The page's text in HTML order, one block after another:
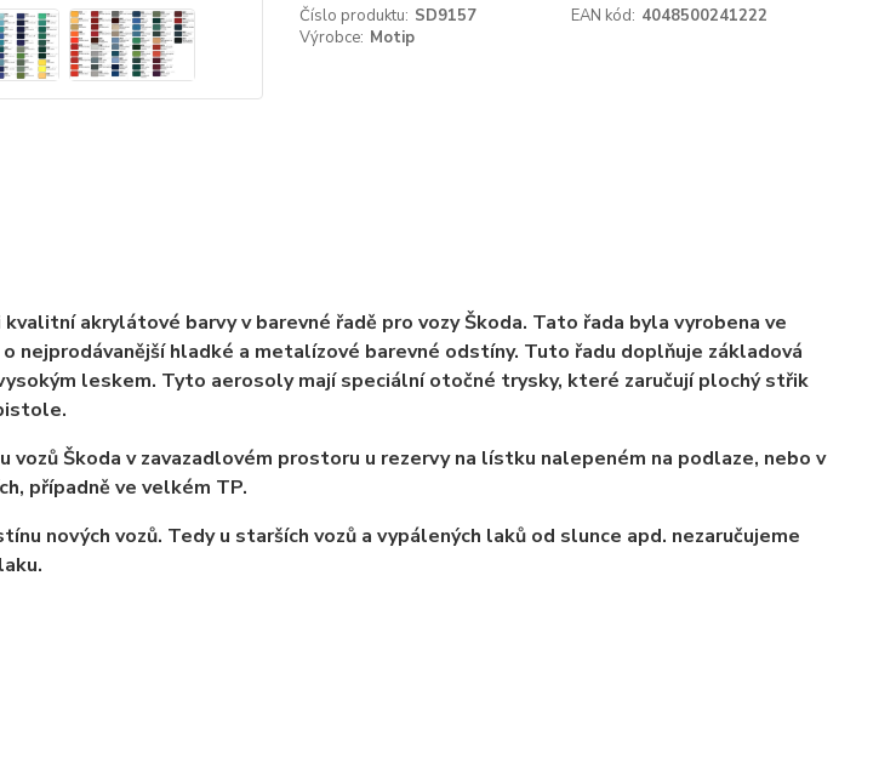
Číslo produktu: SD9157 EAN kód: 4048500241222
Výrobce: Motip
akrylátové barvy v barevné řadě pro vozy Škoda. Tato řada byla vyrobena ve
nejprodávanější hladké a metalízové barevné odstíny. Tuto řadu doplňuje základová
leskem. Tyto aerosoly mají speciální otočné trysky, které zaručují plochý střik
vozů Škoda v zavazadlovém prostoru u rezervy na lístku nalepeném na podlaze, nebo v
případně ve velkém TP.
nových vozů. Tedy u starších vozů a vypálených laků od slunce apd. nezaručujeme